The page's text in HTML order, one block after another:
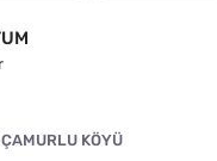
ÇAMURLU KÖYÜ